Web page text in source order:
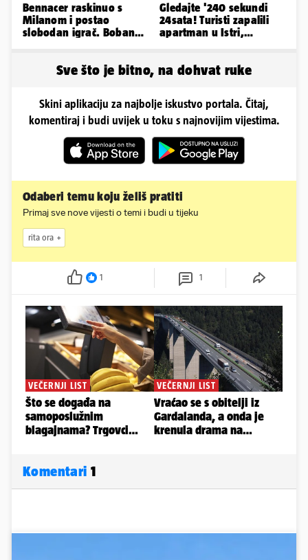
Bennacer raskinuo s
Milanom i postao
slobodan igrač. Boban
Gledajte '240 sekundi
24sata! Turisti zapalili
apartman u Istri,
Sve što je bitno, na dohvat ruke
Skini aplikaciju za najbolje iskustvo portala. Čitaj,
komentiraj i budi uvijek u toku s najnovijim vijestima.
Odaberi temu koju želiš pratiti
Primaj sve nove vijesti o temi i budi u tijeku
rita ora
1 1
Komentari 1